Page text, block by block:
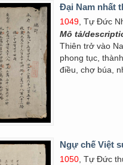
Đại Nam nhất
1049 , Tự Đức
Mô tả/
Thiên trở vào
phong tục,
điều, chợ búa,
Ngự chế Việt
1050, Tự Đức